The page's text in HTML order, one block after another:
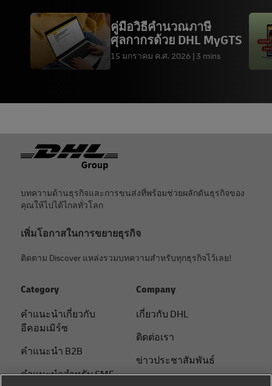
คู่มือวิธีคำนวณภาษี
ศุลกากรด้วย DHL MyGTS
15 มกราคม ค.ศ. 2026 3 mins
ท้ายกระดาษ
บทความด้านธุรกิจและการขนส่งที่พร้อมช่วยผลักดันธุรกิจของ
คุณให้ไปได้ไกลทั่วโลก
เพิ่มโอกาสในการขยายธุรกิจ
ติดตาม Discover แหล่งรวมบทความสำหรับทุกธุรกิจไว้เลย!
Category
คําแนะนําเกี่ยวกับ
อีคอมเมิร์ซ
คําแนะนํา B2B
คําแนะนําสําหรับ SME
Company
เกี่ยวกับ DHL
ติดต่อเรา
ข่าวประชาสัมพันธ์